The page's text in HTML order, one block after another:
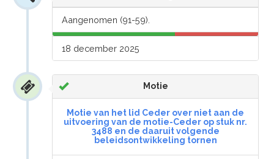
Aangenomen (91-59).
18 december 2025
Motie
Motie van het lid Ceder over niet aan de
uitvoering van de motie-Ceder op stuk nr.
3488 en de daaruit volgende
beleidsontwikkeling tornen